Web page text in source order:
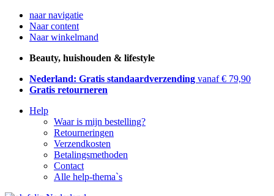
naar navigatie
Naar content
Naar winkelmand
Beauty, huishouden & lifestyle
Nederland: Gratis standaardverzending vanaf € 79,90
Gratis retourneren
Help
Waar is mijn bestelling?
Retourneringen
Verzendkosten
Betalingsmethoden
Contact
Alle help-thema`s